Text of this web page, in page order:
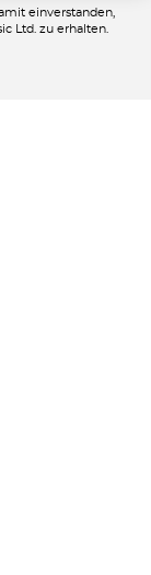
einverstanden,
Ltd. zu erhalten.